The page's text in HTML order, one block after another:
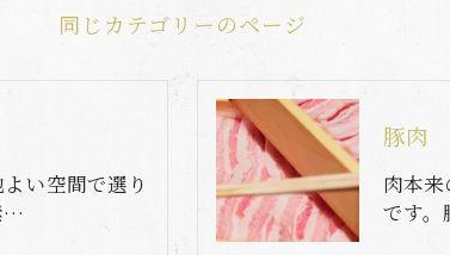
同じカテゴリーのページ
い空間で選り
…
豚肉
肉本
です